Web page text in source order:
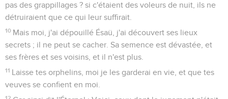
pas des grappillages ? si c'étaient des voleurs de nuit, ils ne
détruiraient que ce qui leur suffirait.
10 Mais moi, j'ai dépouillé Ésaü, j'ai découvert ses lieux
secrets ; il ne peut se cacher. Sa semence est dévastée, et
ses frères et ses voisins, et il n'est plus.
11 Laisse tes orphelins, moi je les garderai en vie, et que tes
veuves se confient en moi.
12